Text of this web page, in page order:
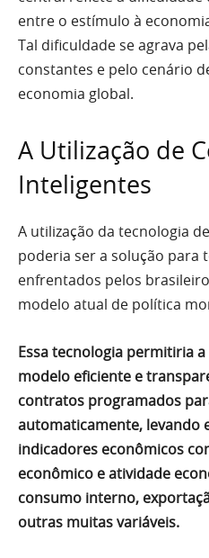
entre o estímulo à
Tal dificuldade se agrava
constantes e pelo cenário
economia global.
A Utilização de
Inteligentes
A utilização da tecnologia
poderia ser a solução para
enfrentados pelos
modelo atual de política
Essa tecnologia permitiria
modelo eficiente e
contratos programados
automaticamente, levando
indicadores econômicos
econômico e atividade
consumo interno,
outras muitas variáveis.